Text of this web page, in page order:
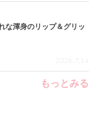
な渾身のリップ＆グリッ
2026.7.14
もっとみる